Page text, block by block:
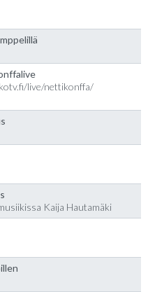
live/nettikonffa/
Kaija Hautamäki